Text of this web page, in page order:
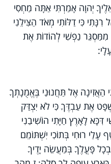
יְהוָה אָמַרְתִּי אַתָּה מַחְסִי
כִּי דַלּוֹתִי מְאֹד הַצִּילֵנִי
מִמַּסְגֵּר נַפְשִׁי לְהוֹדוֹת אֶת
הַאֲזִינָה אֶל תַּחֲנוּנַי בֶּאֱמֻנָתְךָ
אֶת עַבְדֶּךָ כִּי לֹא יִצְדַּק
דִּכָּא לָאָרֶץ חַיָּתִי הוֹשִׁיבַנִי
רוּחִי בְּתוֹכִי יִשְׁתּוֹמֵם
בְכָל פָּעֳלֶךָ בְּמַעֲשֵׂה יָדֶיךָ